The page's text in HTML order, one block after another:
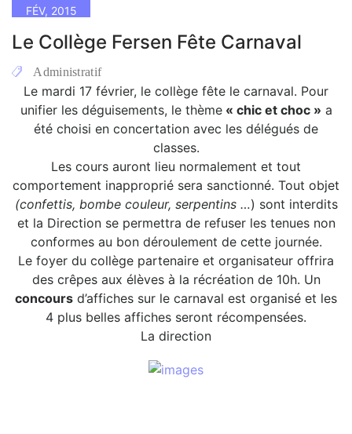
Le Collège Fersen Fête Carnaval
Administratif
FÉV, 2015
Le mardi 17 février, le collège fête le carnaval. Pour
unifier les déguisements, le thème« chic et choc » a
été choisi en concertation avec les délégués de
classes.
Les cours auront lieu normalement et tout
comportement inapproprié sera sanctionné. Tout objet
(confettis, bombe couleur, serpentins …) sont interdits
et la Direction se permettra de refuser les tenues non
conformes au bon déroulement de cette journée.
Le foyer du collège partenaire et organisateur offrira
des crêpes aux élèves à la récréation de 10h. Un
concours d’affiches sur le carnaval est organisé et les
4 plus belles affiches seront récompensées.
La direction